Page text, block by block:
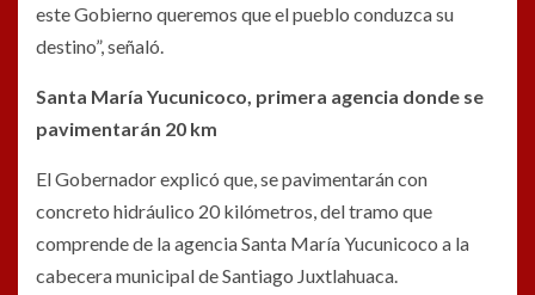
este Gobierno queremos que el pueblo conduzca su
destino”, señaló.
Santa María Yucunicoco, primera agencia donde se
pavimentarán 20 km
El Gobernador explicó que, se pavimentarán con
concreto hidráulico 20 kilómetros, del tramo que
comprende de la agencia Santa María Yucunicoco a la
cabecera municipal de Santiago Juxtlahuaca.